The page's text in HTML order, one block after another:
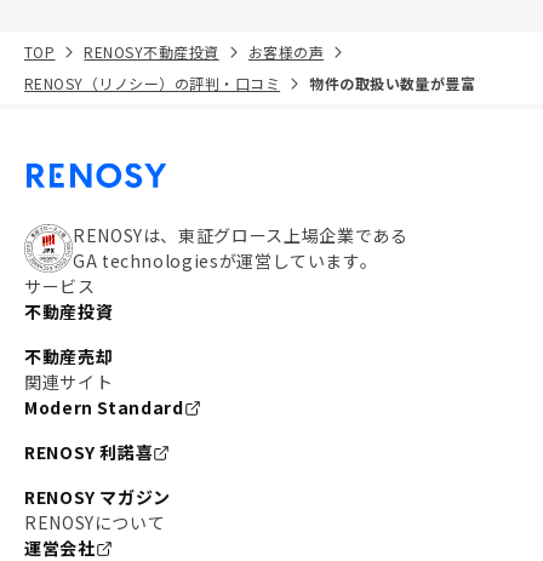
TOP RENOSY不動産投資
お客様の声
RENOSY（リノシー）の評判・口コミ
物件の取扱い数量が豊富
RENOSYは、東証グロース上場企業である
GA technologiesが運営しています。
サービス
不動産投資
不動産売却
関連サイト
Modern Standard
RENOSY 利諾喜
RENOSY マガジン
RENOSYについて
運営会社